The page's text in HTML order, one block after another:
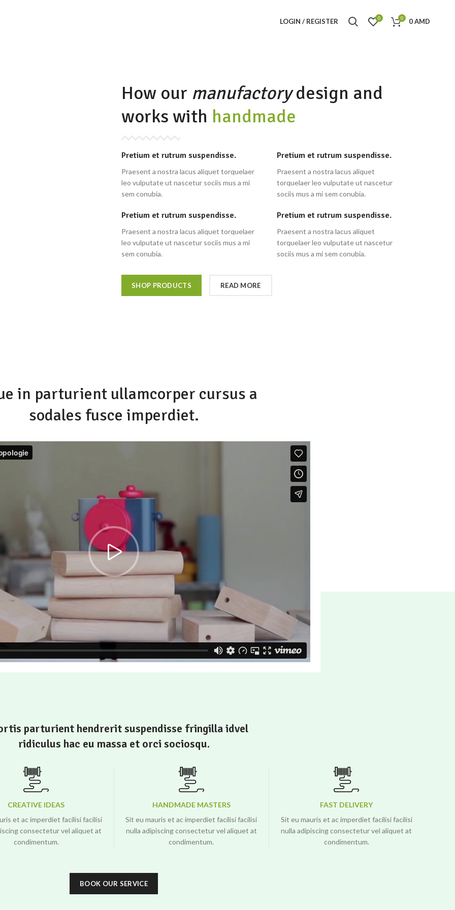
LOGIN / REGISTER 0 0 0AMD
How our manufactorydesign and
works with handmade
Pretium et rutrum suspendisse.
Praesent a nostra lacus aliquet torquelaer
leo vulputate ut nascetur sociis mus a mi
sem conubia.
Pretium et rutrum suspendisse.
Praesent a nostra lacus aliquet torquelaer
leo vulputate ut nascetur sociis mus a mi
sem conubia.
Pretium et rutrum suspendisse.
Praesent a nostra lacus aliquet
torquelaer leo vulputate ut nascetur
sociis mus a mi sem conubia.
Pretium et rutrum suspendisse.
Praesent a nostra lacus aliquet
torquelaer leo vulputate ut nascetur
sociis mus a mi sem conubia.
SHOP PRODUCTS READ MORE
in parturient ullamcorper cursus a
sodales fusce imperdiet.
parturient hendrerit suspendisse fringilla idvel
ridiculus hac eu massa et orci sociosqu.
CREATIVE IDEAS
et ac imperdiet facilisi facilisi
consectetur vel aliquet at
condimentum.
HANDMADE MASTERS
Sit eu mauris et ac imperdiet facilisi facilisi
nulla adipiscing consectetur vel aliquet at
condimentum.
FAST DELIVERY
Sit eu mauris et ac imperdiet facilisi facilisi
nulla adipiscing consectetur vel aliquet at
condimentum.
BOOK OUR SERVICE